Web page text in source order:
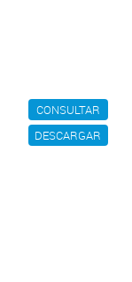
CONSULTAR
DESCARGAR